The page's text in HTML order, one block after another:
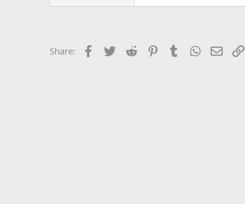
Share: Facebook
Twitter Reddit PinterestTumblrWhatsApp
Email